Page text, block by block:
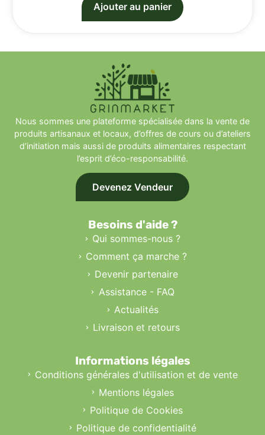
Ajouter au panier
Nous sommes une plateforme spécialisée dans la vente de
produits artisanaux et locaux, d’offres de cours ou d’ateliers
d’initiation mais aussi de produits alimentaires respectant
l’esprit d’éco-responsabilité.
Devenez Vendeur
Besoins d'aide ?
Qui sommes-nous ?
Comment ça marche ?
Devenir partenaire
Assistance - FAQ
Actualités
Livraison et retours
Informations légales
Conditions générales d'utilisation et de vente
Mentions légales
Politique de Cookies
Politique de confidentialité